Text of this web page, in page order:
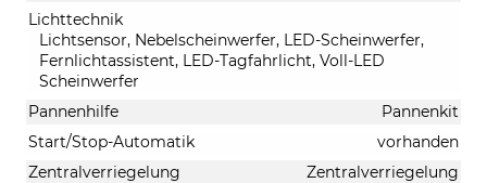
Lichttechnik
Lichtsensor, Nebelscheinwerfer, LED-Scheinwerfer,
Fernlichtassistent, LED-Tagfahrlicht, Voll-LED
Scheinwerfer
Pannenhilfe
Pannenkit
Start/Stop-Automatik
vorhanden
Zentralverriegelung
Zentralverriegelung